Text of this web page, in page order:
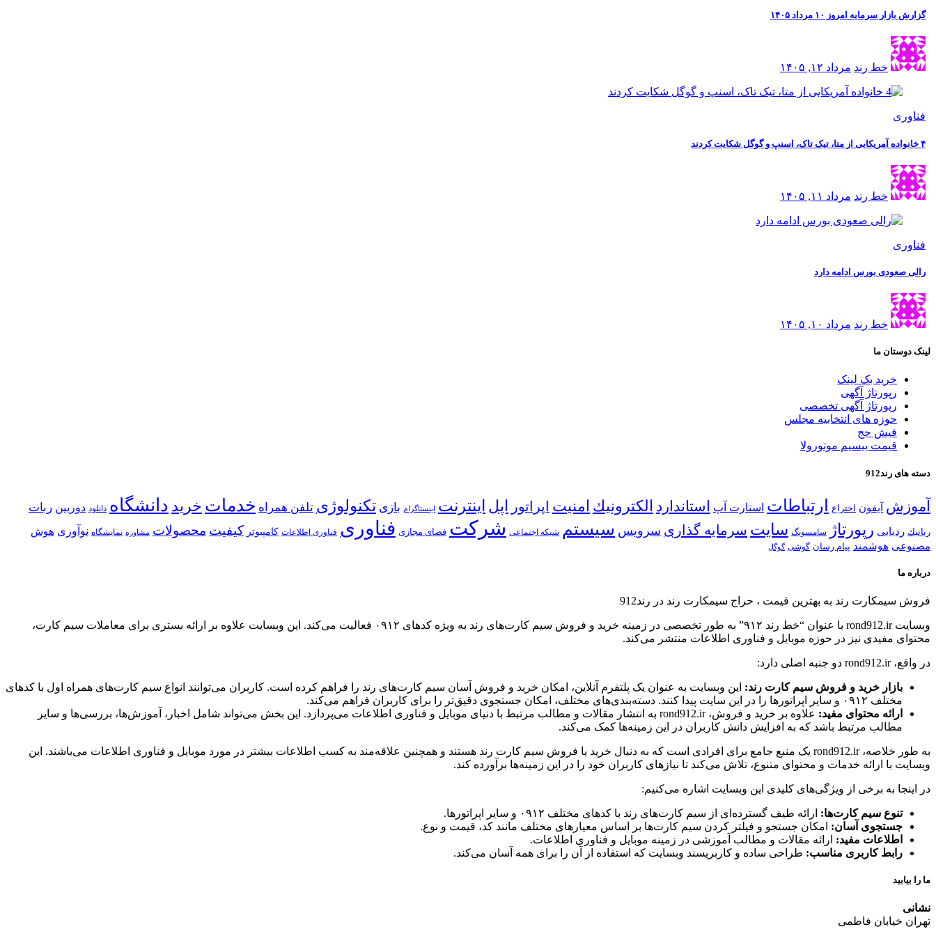
گزارش بازار سرمایه امروز ۱۰ مرداد ۱۴۰۵
خط رند مرداد ۱۲, ۱۴۰۵
فناوری
۴ خانواده آمریکایی از متا، تیک تاک، اسنپ و گوگل شکایت کردند
خط رند مرداد ۱۱, ۱۴۰۵
فناوری
رالی صعودی بورس ادامه دارد
خط رند مرداد ۱۰, ۱۴۰۵
لینک دوستان ما
خرید بک لینک
رپورتاژ آگهی
رپورتاژ آگهی تخصصی
حوزه های انتخابیه مجلس
فیش حج
قیمت بیسیم موتورولا
دسته های رند912
آموزش آیفون اختراع ارتباطات استارت آپ استاندارد الكترونیك امنیت اپراتور اپل اینترنت اینستاگرام بازی تكنولوژی تلفن همراه خدمات خرید دانشگاه دانلود دوربین ربات
رباتیك ردیابی رپورتاژ سامسونگ سایت سرمایه گذاری سرویس سیستم شبكه اجتماعی شركت فضای مجازی فناوری فناوری اطلاعات كامپیوتر كیفیت محصولات مشاوره نمایشگاه نوآوری هوش
مصنوعی هوشمند پیام رسان گوشی گوگل
درباره ما
فروش سیمكارت رند به بهترین قیمت ، حراج سیمكارت رند در رند912
وبسایت rond912.ir با عنوان “خط رند ۹۱۲” به طور تخصصی در زمینه خرید و فروش سیم کارت‌های رند به ویژه کدهای ۰۹۱۲ فعالیت می‌کند. این وبسایت علاوه بر ارائه بستری برای معاملات سیم کارت،
محتوای مفیدی نیز در حوزه موبایل و فناوری اطلاعات منتشر می‌کند.
در واقع، rond912.ir دو جنبه اصلی دارد:
بازار خرید و فروش سیم کارت رند: این وبسایت به عنوان یک پلتفرم آنلاین، امکان خرید و فروش آسان سیم کارت‌های رند را فراهم کرده است. کاربران می‌توانند انواع سیم کارت‌های همراه اول با کدهای
مختلف ۰۹۱۲ و سایر اپراتورها را در این سایت پیدا کنند. دسته‌بندی‌های مختلف، امکان جستجوی دقیق‌تر را برای کاربران فراهم می‌کند.
ارائه محتوای مفید:
علاوه بر خرید و فروش، rond912.ir به انتشار مقالات و مطالب مرتبط با دنیای موبایل و فناوری اطلاعات می‌پردازد. این بخش می‌تواند شامل اخبار، آموزش‌ها، بررسی‌ها و سایر
مطالب مرتبط باشد که به افزایش دانش کاربران در این زمینه‌ها کمک می‌کند.
به طور خلاصه، rond912.ir یک منبع جامع برای افرادی است که به دنبال خرید یا فروش سیم کارت رند هستند و همچنین علاقه‌مند به کسب اطلاعات بیشتر در مورد موبایل و فناوری اطلاعات می‌باشند. این
وبسایت با ارائه خدمات و محتوای متنوع، تلاش می‌کند تا نیازهای کاربران خود را در این زمینه‌ها برآورده کند.
در اینجا به برخی از ویژگی‌های کلیدی این وبسایت اشاره می‌کنیم:
تنوع سیم کارت‌ها: ارائه طیف گسترده‌ای از سیم کارت‌های رند با کدهای مختلف ۰۹۱۲ و سایر اپراتورها.
جستجوی آسان: امکان جستجو و فیلتر کردن سیم کارت‌ها بر اساس معیارهای مختلف مانند کد، قیمت و نوع.
اطلاعات مفید: ارائه مقالات و مطالب آموزشی در زمینه موبایل و فناوری اطلاعات.
رابط کاربری مناسب: طراحی ساده و کاربرپسند وبسایت که استفاده از آن را برای همه آسان می‌کند.
ما را بیابید
نشانی
تهران خیابان فاطمی